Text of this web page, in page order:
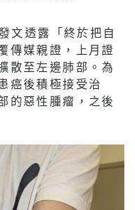
文透露「終於把自
傳媒親證，上月證
散至左邊肺部。為
癌後積極接受治
的惡性腫瘤，之後